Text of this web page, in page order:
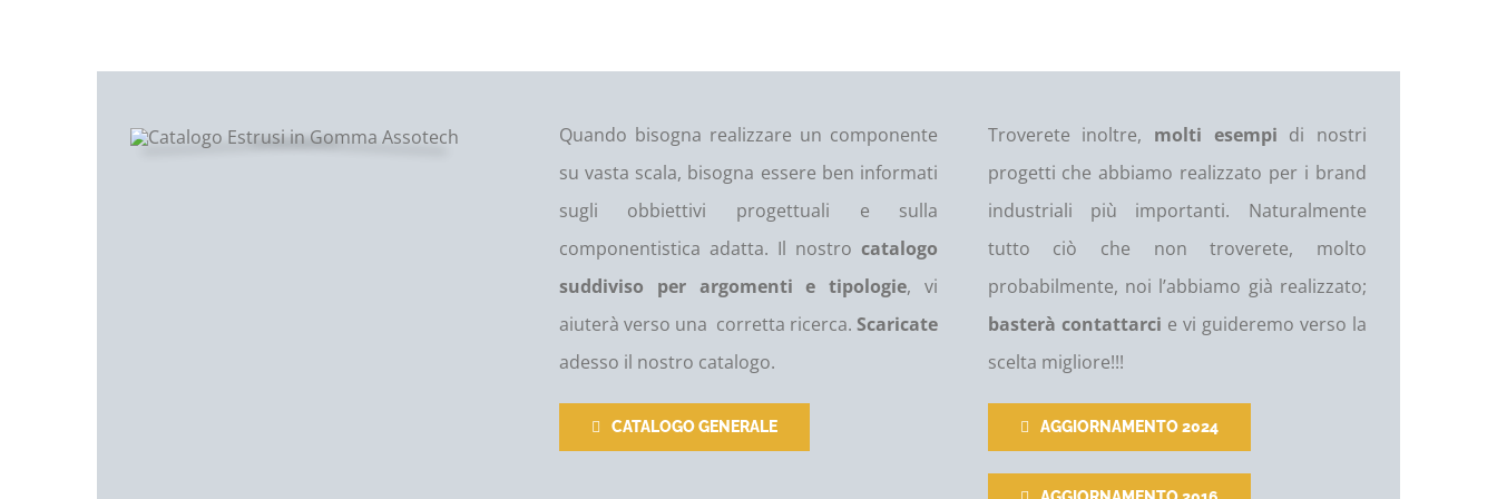
Quando bisogna realizzare un componente
su vasta scala, bisogna essere ben informati
sugli obbiettivi progettuali e sulla
componentistica adatta. Il nostrocatalogo
suddiviso per argomenti e tipologie, vi
aiuterà verso una corretta ricerca.Scaricate
adesso il nostro catalogo.
CATALOGO GENERALE
Troverete inoltre, molti esempi di nostri
progetti che abbiamo realizzato per i brand
industriali più importanti. Naturalmente
tutto ciò che non troverete, molto
probabilmente, noi l’abbiamo già realizzato;
basterà contattarci e vi guideremo verso la
scelta migliore!!!
AGGIORNAMENTO 2024